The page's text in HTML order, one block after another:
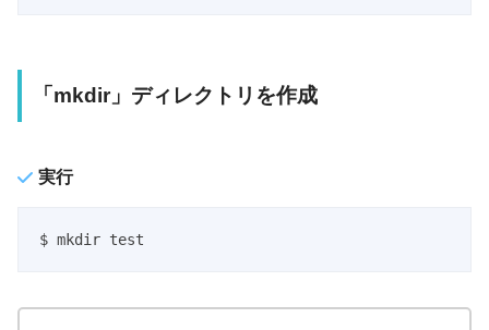
「mkdir」ディレクトリを作成
実行
$ mkdir test